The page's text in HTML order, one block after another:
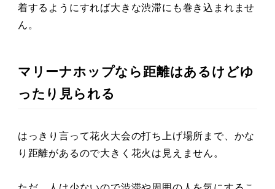
着するようにすれば大きな渋滞にも巻き込まれませ
ん。
マリーナホップなら距離はあるけどゆ
ったり見られる
はっきり言って花火大会の打ち上げ場所まで、かな
り距離があるので大きく花火は見えません。